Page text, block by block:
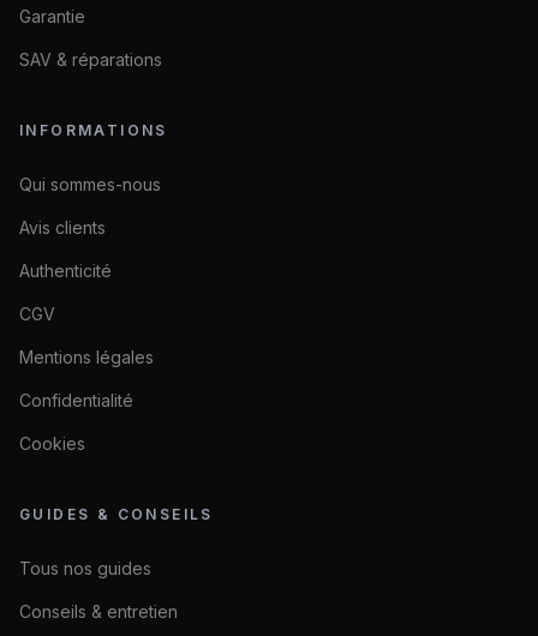
Garantie
SAV & réparations
INFORMATIONS
Qui sommes-nous
Avis clients
Authenticité
CGV
Mentions légales
Confidentialité
Cookies
GUIDES & CONSEILS
Tous nos guides
Conseils & entretien